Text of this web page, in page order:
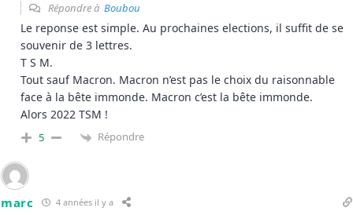
Répondre à Boubou
Le reponse est simple. Au prochaines elections, il suffit de se
souvenir de 3 lettres.
T S M.
Tout sauf Macron. Macron n’est pas le choix du raisonnable
face à la bête immonde. Macron c’est la bête immonde.
Alors 2022 TSM !
5 Répondre
marc 4 années il y a